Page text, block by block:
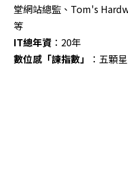
堂網站總監、Tom's
等
IT總年資：20年
數位感「諫指數」
：五顆星